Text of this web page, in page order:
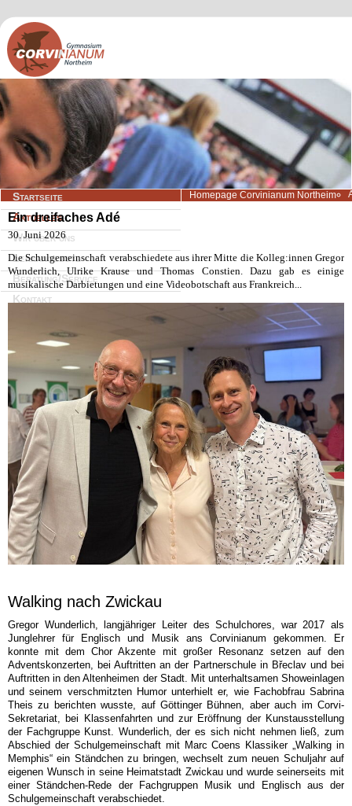
Navigation
überspringen
Startseite
Aktuelles
Wir über uns
Lernangebote
Beratung/Service
Kontakt
Homepage Corvinianum Northeim
Ein dreifaches Adé
30. Juni 2026
Die Schulgemeinschaft verabschiedete aus ihrer Mitte die Kolleg:innen Gregor
Wunderlich, Ulrike Krause und Thomas Constien. Dazu gab es einige
musikalische Darbietungen und eine Videobotschaft aus Frankreich...
Walking nach Zwickau
Gregor Wunderlich, langjähriger Leiter des Schulchores, war 2017 als
Junglehrer für Englisch und Musik ans Corvinianum gekommen. Er
konnte mit dem Chor Akzente mit großer Resonanz setzen auf den
Adventskonzerten, bei Auftritten an der Partnerschule in Břeclav und bei
Auftritten in den Altenheimen der Stadt. Mit unterhaltsamen Showeinlagen
und seinem verschmitzten Humor unterhielt er, wie Fachobfrau Sabrina
Theis zu berichten wusste, auf Göttinger Bühnen, aber auch im Corvi-
Sekretariat, bei Klassenfahrten und zur Eröffnung der Kunstausstellung
der Fachgruppe Kunst. Wunderlich, der es sich nicht nehmen ließ, zum
Abschied der Schulgemeinschaft mit Marc Coens Klassiker „Walking in
Memphis“ ein Ständchen zu bringen, wechselt zum neuen Schuljahr auf
eigenen Wunsch in seine Heimatstadt Zwickau und wurde seinerseits mit
einer Ständchen-Rede der Fachgruppen Musik und Englisch aus der
Schulgemeinschaft verabschiedet.